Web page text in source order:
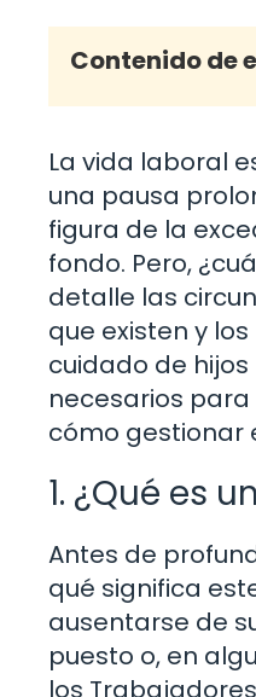
Contenido de
La vida laboral
una pausa
figura de la
fondo. Pero,
detalle las
que existen y
cuidado de
necesarios
cómo gestionar
1. ¿Qué es
Antes de
qué significa
ausentarse de
puesto o, en
los